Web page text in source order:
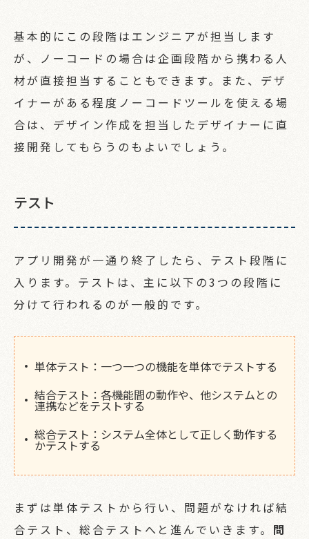
基本的にこの段階はエンジニアが担当します
が、ノーコードの場合は企画段階から携わる人
材が直接担当することもできます。また、デザ
イナーがある程度ノーコードツールを使える場
合は、デザイン作成を担当したデザイナーに直
接開発してもらうのもよいでしょう。
テスト
アプリ開発が一通り終了したら、テスト段階に
入ります。テストは、主に以下の3つの段階に
分けて行われるのが一般的です。
単体テスト：一つ一つの機能を単体でテストする
結合テスト：各機能間の動作や、他システムとの
連携などをテストする
総合テスト：システム全体として正しく動作する
かテストする
まずは単体テストから行い、問題がなければ結
合テスト、総合テストへと進んでいきます。 問